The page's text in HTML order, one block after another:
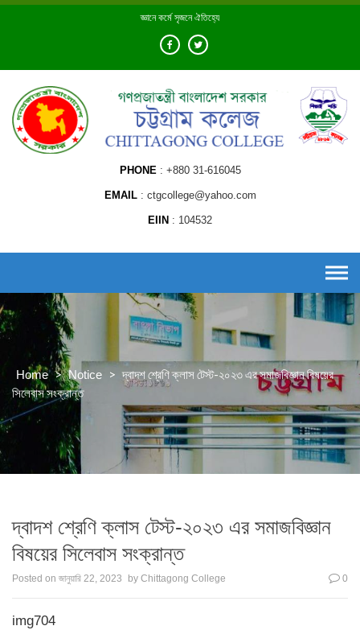
Skip
জ্ঞানে কর্মে সৃজনে ঐতিহ্যে
PHONE +880 31-616045
EMAIL ctgcollege@yahoo.com
EIIN 104532
Home > Notice > দ্বাদশ শ্রেণি ক্লাস টেস্ট-২০২৩ এর সমাজবিজ্ঞান বিষয়ের
সিলেবাস সংক্রান্ত
দ্বাদশ শ্রেণি ক্লাস টেস্ট-২০২৩ এর সমাজবিজ্ঞান
বিষয়ের সিলেবাস সংক্রান্ত
Posted on জানুয়ারি 22, 2023 by Chittagong College 0
img704